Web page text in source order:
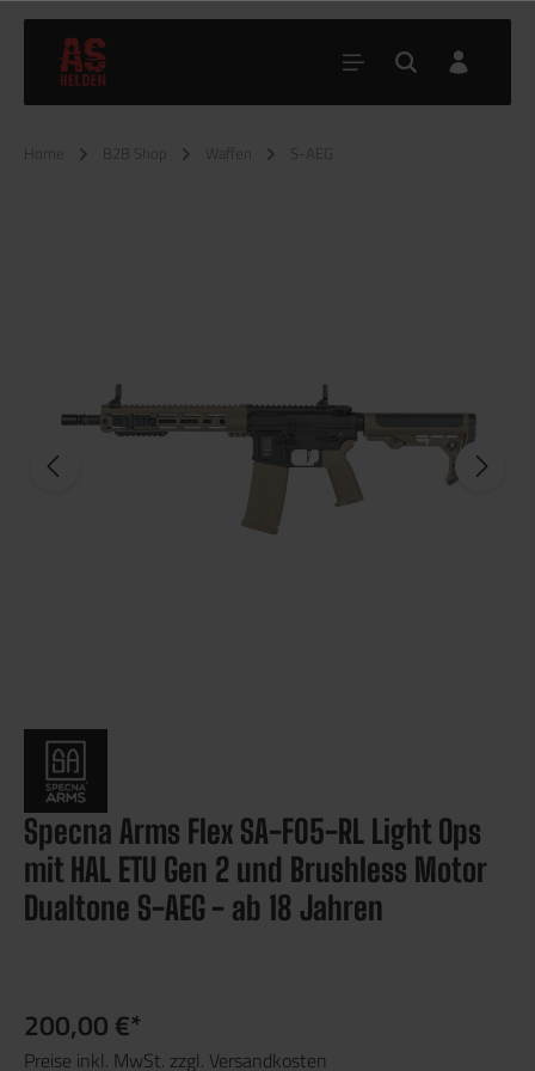
Home B2B Shop Waffen S-AEG
Specna Arms Flex SA-F05-RL Light Ops
mit HAL ETU Gen 2 und Brushless Motor
Dualtone S-AEG - ab 18 Jahren
200,00 €*
Preise inkl. MwSt. zzgl. Versandkosten